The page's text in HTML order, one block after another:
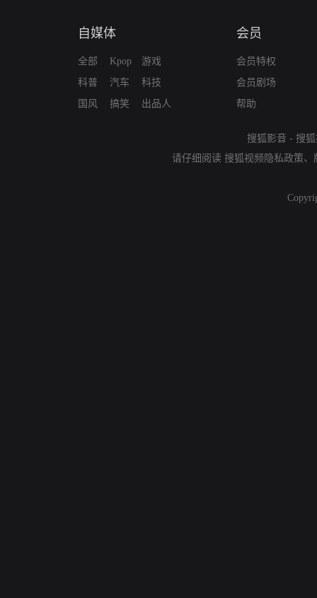
自媒体
全部
科普
国风
Kpop
汽车
搞笑
游戏
科技
出品人
会员
会员特权
会员剧场
帮助
搜狐影音 - 搜
请仔细阅读 搜狐视频隐私政策、